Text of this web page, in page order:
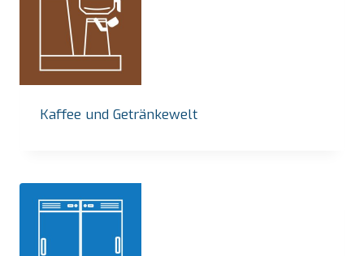
Kaffee und Getränkewelt